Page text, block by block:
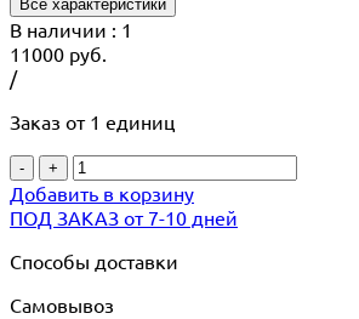
Все характеристики
В наличии : 1
11000 руб.
/
Заказ от 1 единиц
- +
Добавить в корзину
ПОД ЗАКАЗ от 7-10 дней
Способы доставки
Самовывоз